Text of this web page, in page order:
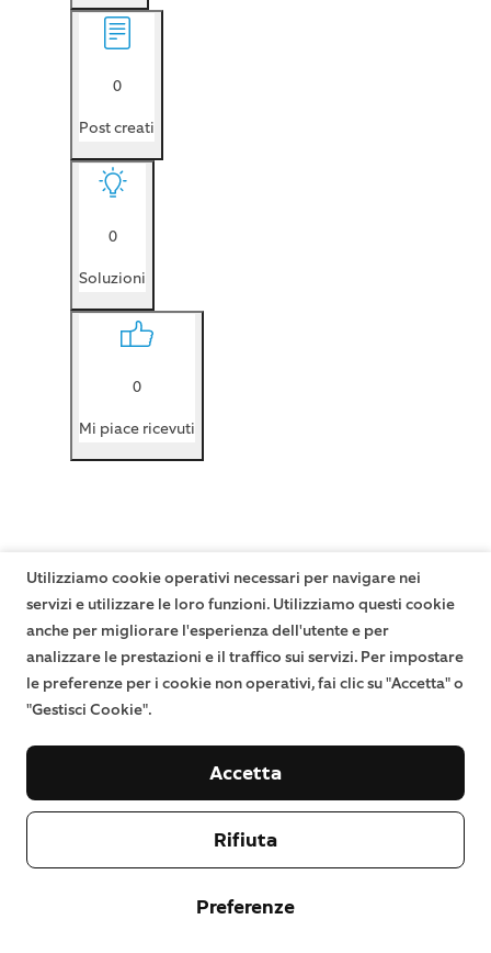
0
Post creati
0
Soluzioni
0
Mi piace ricevuti
Utilizziamo cookie operativi necessari per navigare nei
servizi e utilizzare le loro funzioni. Utilizziamo questi cookie
anche per migliorare l'esperienza dell'utente e per
analizzare le prestazioni e il traffico sui servizi. Per impostare
le preferenze per i cookie non operativi, fai clic su "Accetta" o
"Gestisci Cookie".
Preferenze
Rifiuta
Accetta